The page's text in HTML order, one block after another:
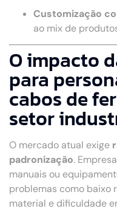
Customização
ao mix de
O impacto
para
cabos de
setor
O mercado atual exige
padronização.
manuais ou
problemas como baixo
material e dificuldade